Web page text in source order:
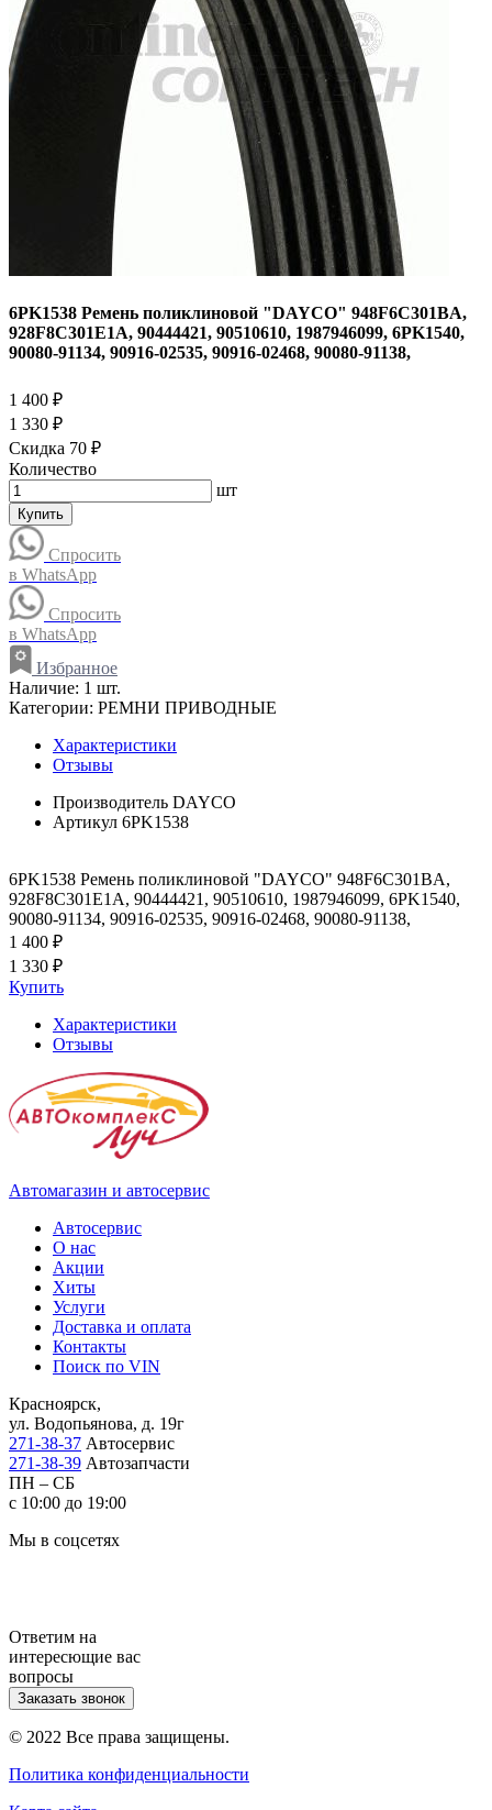
6PK1538 Ремень поликлиновой "DAYCO" 948F6C301BA,
928F8C301E1A, 90444421, 90510610, 1987946099, 6PK1540,
90080-91134, 90916-02535, 90916-02468, 90080-91138,
1 400 ₽
1 330 ₽
Скидка 70 ₽
Количество
шт
Купить
Спросить
в WhatsApp
Спросить
в WhatsApp
Избранное
Наличие: 1 шт.
Категории: РЕМНИ ПРИВОДНЫЕ
Характеристики
Отзывы
Производитель DAYCO
Артикул 6PK1538
6PK1538 Ремень поликлиновой "DAYCO" 948F6C301BA,
928F8C301E1A, 90444421, 90510610, 1987946099, 6PK1540,
90080-91134, 90916-02535, 90916-02468, 90080-91138,
1 400 ₽
1 330 ₽
Купить
Характеристики
Отзывы
Автомагазин и автосервис
Автосервис
О нас
Акции
Хиты
Услуги
Доставка и оплата
Контакты
Поиск по VIN
Красноярск,
ул. Водопьянова, д. 19г
271-38-37 Автосервис
271-38-39 Автозапчасти
ПН – СБ
с 10:00 до 19:00
Мы в соцсетях
Ответим на
интересющие вас
вопросы
Заказать звонок
© 2022 Все права защищены.
Политика конфиденциальности